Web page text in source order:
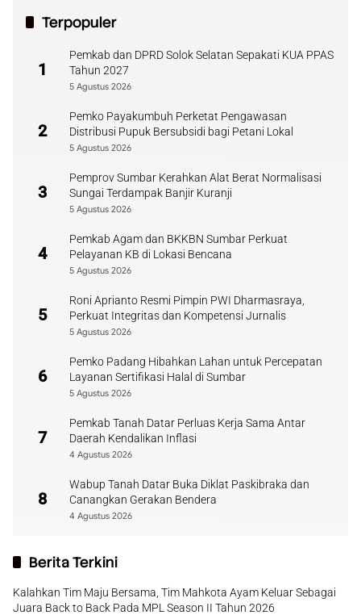
Terpopuler
1
Pemkab dan DPRD Solok Selatan Sepakati KUA PPAS
Tahun 2027
5 Agustus 2026
2
Pemko Payakumbuh Perketat Pengawasan
Distribusi Pupuk Bersubsidi bagi Petani Lokal
5 Agustus 2026
3
Pemprov Sumbar Kerahkan Alat Berat Normalisasi
Sungai Terdampak Banjir Kuranji
5 Agustus 2026
4
Pemkab Agam dan BKKBN Sumbar Perkuat
Pelayanan KB di Lokasi Bencana
5 Agustus 2026
5
Roni Aprianto Resmi Pimpin PWI Dharmasraya,
Perkuat Integritas dan Kompetensi Jurnalis
5 Agustus 2026
6
Pemko Padang Hibahkan Lahan untuk Percepatan
Layanan Sertifikasi Halal di Sumbar
5 Agustus 2026
7
Pemkab Tanah Datar Perluas Kerja Sama Antar
Daerah Kendalikan Inflasi
4 Agustus 2026
8
Wabup Tanah Datar Buka Diklat Paskibraka dan
Canangkan Gerakan Bendera
4 Agustus 2026
Berita Terkini
Kalahkan Tim Maju Bersama, Tim Mahkota Ayam Keluar Sebagai
Juara Back to Back Pada MPL Season II Tahun 2026